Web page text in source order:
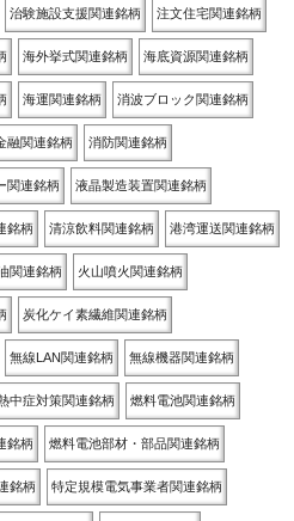
治験施設支援関連銘柄 注文住宅関連銘柄
海外挙式関連銘柄 海底資源関連銘柄
海運関連銘柄 消波ブロック関連銘柄
融関連銘柄 消防関連銘柄
関連銘柄 液晶製造装置関連銘柄
銘柄 清涼飲料関連銘柄 港湾運送関連銘柄
関連銘柄 火山噴火関連銘柄
炭化ケイ素繊維関連銘柄
無線LAN関連銘柄 無線機器関連銘柄
中症対策関連銘柄 燃料電池関連銘柄
銘柄 燃料電池部材・部品関連銘柄
銘柄 特定規模電気事業者関連銘柄